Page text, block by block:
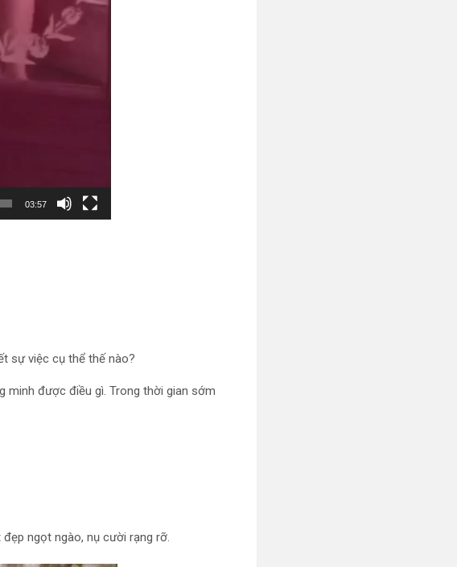
03:57
sự việc cụ thể thế nào?
minh được điều gì. Trong thời gian sớm
ngọt ngào, nụ cười rạng rỡ.